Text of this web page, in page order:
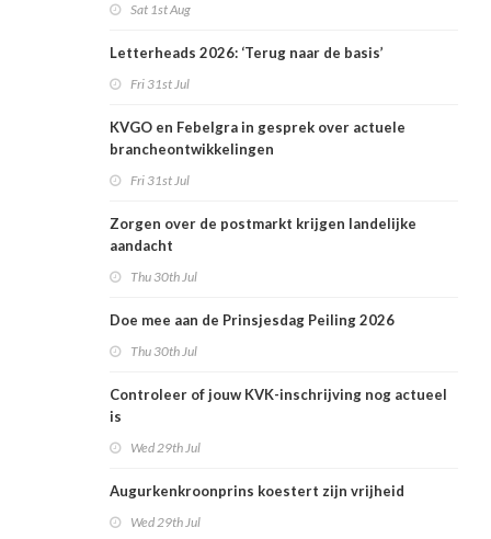
Sat 1st Aug
Letterheads 2026: ‘Terug naar de basis’
Fri 31st Jul
KVGO en Febelgra in gesprek over actuele
brancheontwikkelingen
Fri 31st Jul
Zorgen over de postmarkt krijgen landelijke
aandacht
Thu 30th Jul
Doe mee aan de Prinsjesdag Peiling 2026
Thu 30th Jul
Controleer of jouw KVK-inschrijving nog actueel
is
Wed 29th Jul
Augurkenkroonprins koestert zijn vrijheid
Wed 29th Jul